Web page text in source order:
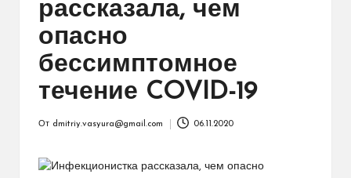
рассказала, чем
опасно
бессимптомное
течение COVID-19
От dmitriy.vasyura@gmail.com 06.11.2020